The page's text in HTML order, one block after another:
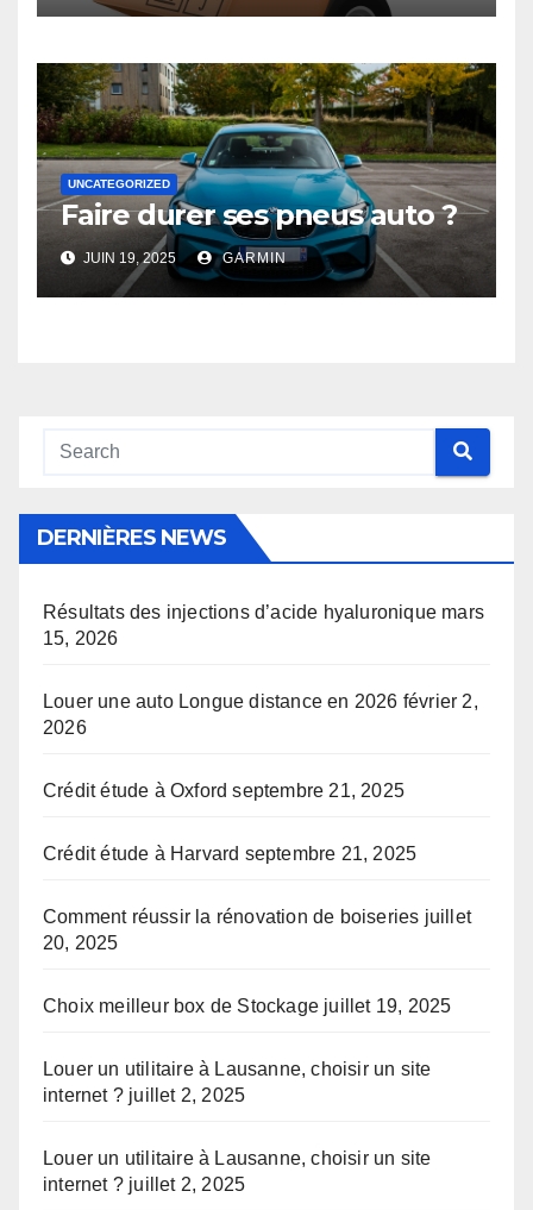
UNCATEGORIZED
Faire durer ses pneus auto ?
JUIN 19, 2025 GARMIN
DERNIÈRES NEWS
Résultats des injections d’acide hyaluronique mars
15, 2026
Louer une auto Longue distance en 2026 février 2,
2026
Crédit étude à Oxford septembre 21, 2025
Crédit étude à Harvard septembre 21, 2025
Comment réussir la rénovation de boiseries juillet
20, 2025
Choix meilleur box de Stockage juillet 19, 2025
Louer un utilitaire à Lausanne, choisir un site
internet ? juillet 2, 2025
Louer un utilitaire à Lausanne, choisir un site
internet ? juillet 2, 2025